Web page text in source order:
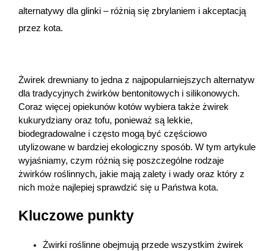
Zabawki
Sprzęt medyczny
Motoryzacja
Grupy produktowe
Marki
alternatywy dla glinki – różnią się zbrylaniem i akceptacją
przez kota.
Żwirek drewniany to jedna z najpopularniejszych alternatyw
dla tradycyjnych żwirków bentonitowych i silikonowych.
Coraz więcej opiekunów kotów wybiera także żwirek
kukurydziany oraz tofu, ponieważ są lekkie,
biodegradowalne i często mogą być częściowo
utylizowane w bardziej ekologiczny sposób. W tym artykule
wyjaśniamy, czym różnią się poszczególne rodzaje
żwirków roślinnych, jakie mają zalety i wady oraz który z
nich może najlepiej sprawdzić się u Państwa kota.
Kluczowe punkty
Żwirki roślinne obejmują przede wszystkim żwirek